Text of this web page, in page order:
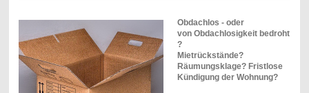
Obdachlos - oder
von Obdachlosigkeit bedroht
?
Mietrückstände?
Räumungsklage? Fristlose
Kündigung der Wohnung?